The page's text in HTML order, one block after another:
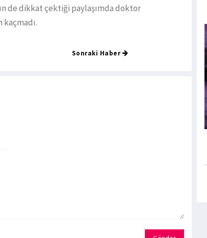
de dikkat çektiği paylaşımda doktor
Sonraki Haber